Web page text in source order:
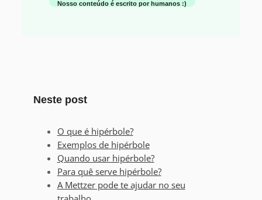
Nosso conteúdo é escrito por humanos :)
Neste post
O que é hipérbole?
Exemplos de hipérbole
Quando usar hipérbole?
Para quê serve hipérbole?
A Mettzer pode te ajudar no seu